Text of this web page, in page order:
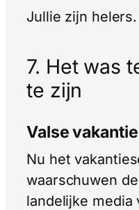
Jullie zijn
7. Het was
te zijn
Valse
Nu het
waarschuwen de
landelijke media